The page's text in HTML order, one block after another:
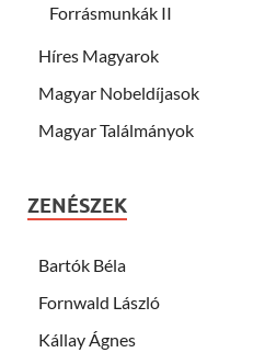
Forrásmunkák II
Híres Magyarok
Magyar Nobeldíjasok
Magyar Találmányok
ZENÉSZEK
Bartók Béla
Fornwald László
Kállay Ágnes